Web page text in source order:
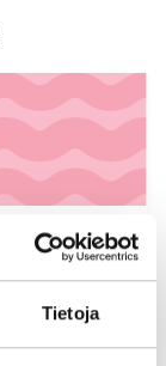
Tietoja